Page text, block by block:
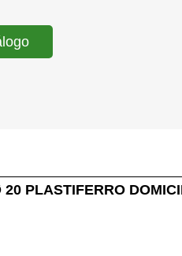
20 PLASTIFERRO